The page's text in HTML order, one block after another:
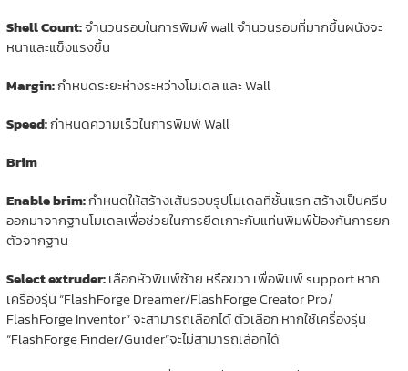
Shell Count:จำนวนรอบในการพิมพ์ wall จำนวนรอบที่มากขึ้นผนังจะ
หนาและแข็งแรงขึ้น
Margin:กำหนดระยะห่างระหว่างโมเดล และ Wall
Speed:กำหนดความเร็วในการพิมพ์ Wall
Brim
Enable brim:กำหนดให้สร้างเส้นรอบรูปโมเดลที่ชั้นแรก สร้างเป็นครีบ
ออกมาจากฐานโมเดลเพื่อช่วยในการยึดเกาะกับแท่นพิมพ์ป้องกันการยก
ตัวจากฐาน
Select extruder:เลือกหัวพิมพ์ซ้าย หรือขวา เพื่อพิมพ์ support หาก
เครื่องรุ่น “FlashForge Dreamer/FlashForge Creator Pro/
FlashForge Inventor” จะสามารถเลือกได้ ตัวเลือก หากใช้เครื่องรุ่น
“FlashForge Finder/Guider”จะไม่สามารถเลือกได้